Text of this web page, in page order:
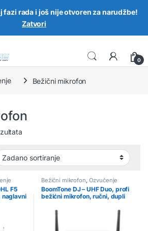
0
Bežični mikrofon
F5
Bežični mikrofon, Ozvučenje
BoomTone DJ – UHF Duo, profi
bežićni mikrofon, ručni, dupli
fazi rada i još nije otvoren za narudžbe!
Zatvori